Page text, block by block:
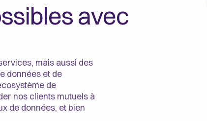
avec
mais aussi des
données et de
de
nos clients mutuels à
de données, et bien